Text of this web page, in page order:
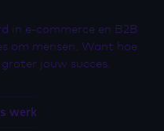
in e-commerce en B2B
om mensen. Want hoe
jouw succes.
werk